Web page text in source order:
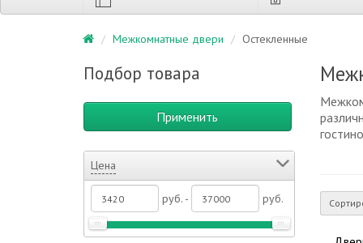
Межкомнатные двери Остекленные
Подбор товара
Применить
Цена
руб. - руб.